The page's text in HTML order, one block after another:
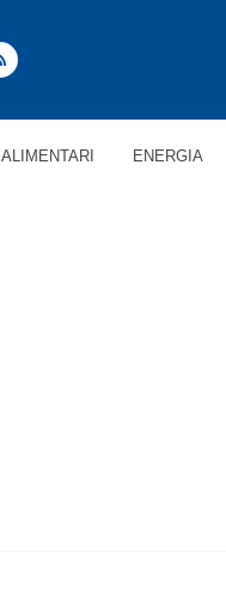
ALIMENTARI ENERGIA